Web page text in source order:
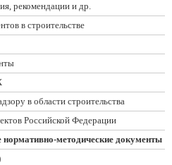
рекомендации и др.
в строительстве
в области строительства
Российской Федерации
методические документы